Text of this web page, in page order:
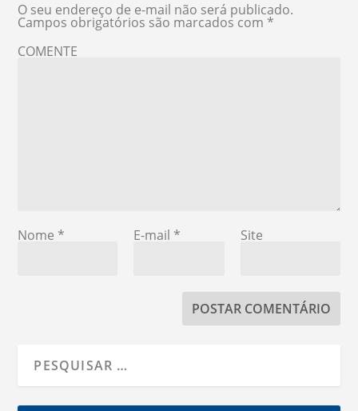
O seu endereço de e-mail não será publicado.
Campos obrigatórios são marcados com *
COMENTE
Nome * E-mail * Site